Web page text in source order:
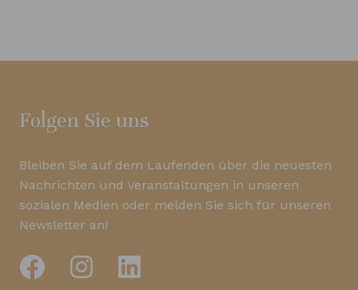
Folgen Sie uns
Bleiben Sie auf dem Laufenden über die neuesten
Nachrichten und Veranstaltungen in unseren
sozialen Medien oder melden Sie sich für unseren
Newsletter an!